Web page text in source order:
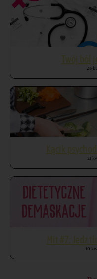
Twój ból
26
Kącik
21
Mit #7: Jedz
10